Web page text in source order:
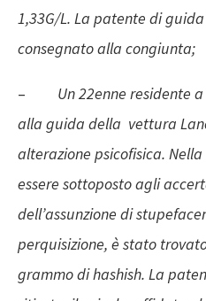
1,33G/L. La patente di
consegnato alla congiunta;
– Un 22enne residente
alla guida della vettura
alterazione psicofisica.
essere sottoposto agli
dell’assunzione di
perquisizione, è stato
grammo di hashish. La